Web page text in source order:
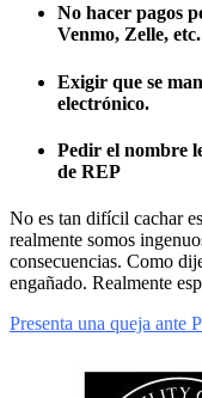
No hacer pagos
Venmo, Zelle, etc.
Exigir que se
electrónico.
Pedir el nombre
de REP
No es tan difícil cachar
realmente somos
consecuencias. Como
engañado. Realmente
Presenta una queja ante